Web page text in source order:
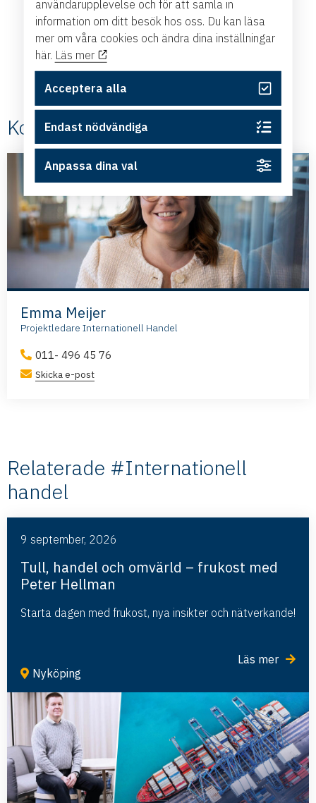
Kontakt
Emma Meijer
Projektledare Internationell Handel
011- 496 45 76
Skicka e-post
Relaterade #Internationell
handel
9 september, 2026
Tull, handel och omvärld – frukost med
Peter Hellman
Starta dagen med frukost, nya insikter och nätverkande!
Nyköping
Läs mer
användarupplevelse och för att samla in
information om ditt besök hos oss. Du kan läsa
mer om våra cookies och ändra dina inställningar
här. Läs mer
Acceptera alla
Endast nödvändiga
Anpassa dina val